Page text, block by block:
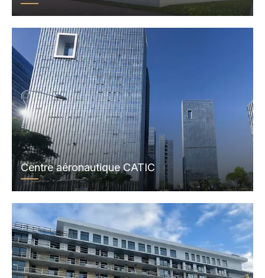
Centre aéronautique CATIC